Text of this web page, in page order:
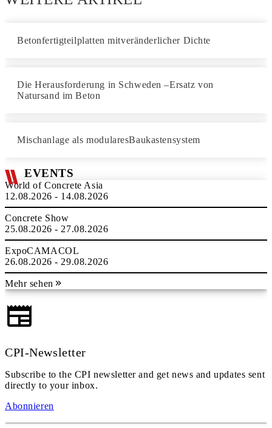
Betonfertigteilplatten mitveränderlicher Dichte
Die Herausforderung in Schweden –Ersatz von
Natursand im Beton
Mischanlage als modularesBaukastensystem
EVENTS
World of Concrete Asia
12.08.2026 - 14.08.2026
Concrete Show
25.08.2026 - 27.08.2026
ExpoCAMACOL
26.08.2026 - 29.08.2026
Mehr sehen
CPI-Newsletter
Subscribe to the CPI newsletter and get news and updates sent
directly to your inbox.
Abonnieren